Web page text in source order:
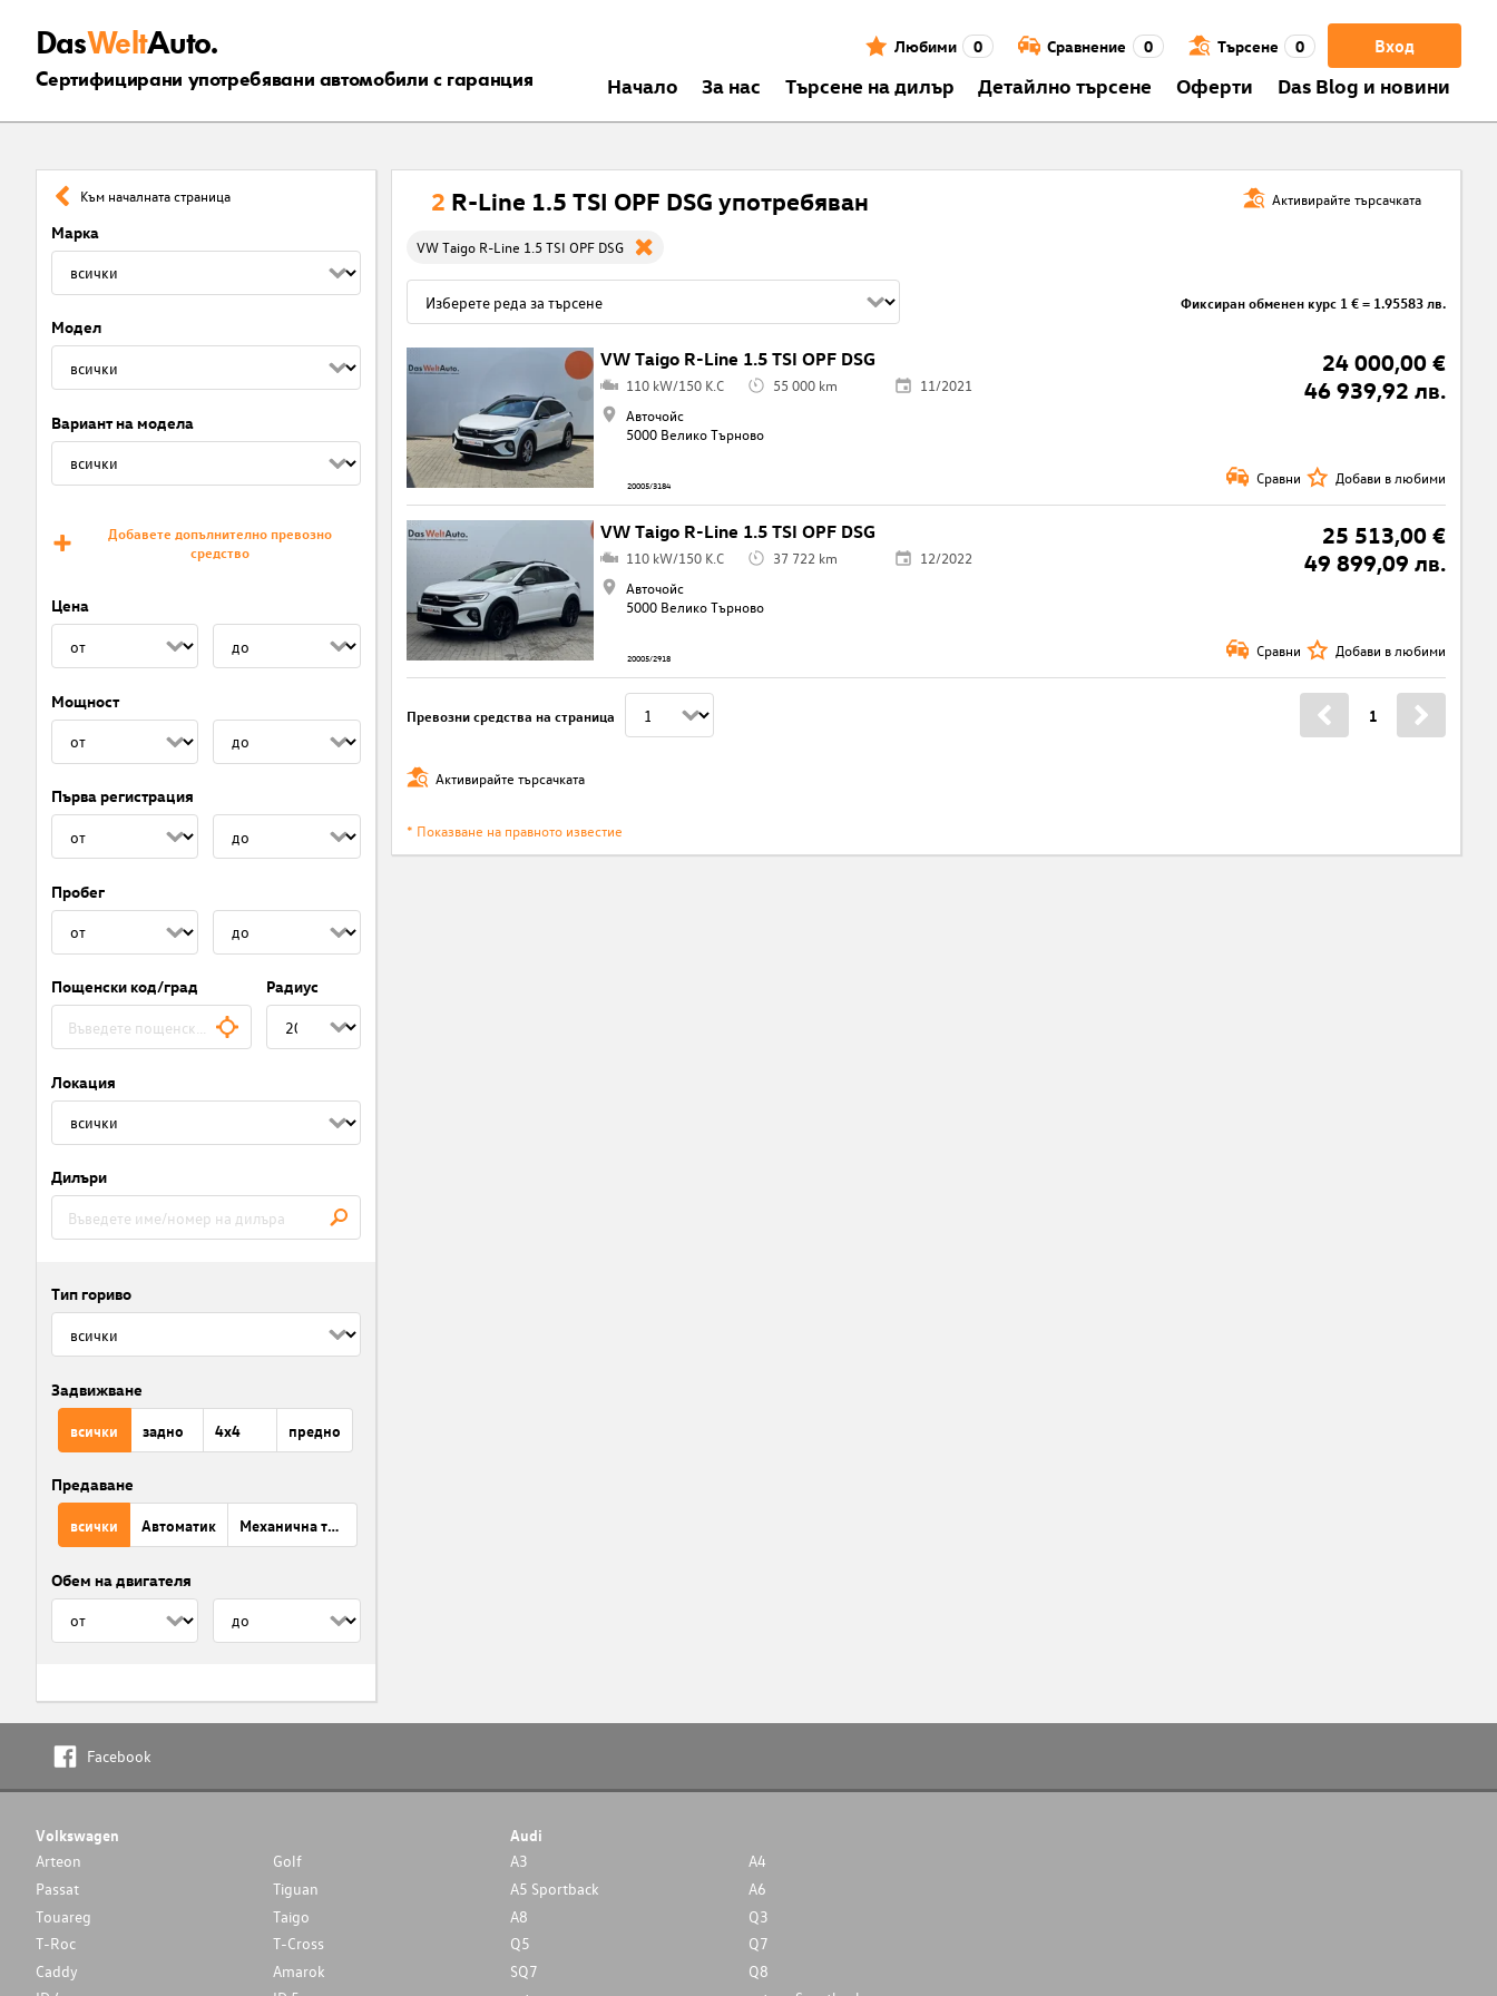
DasWeltAuto.
Сертифицирани употребявани автомобили с гаранция
Вход
Любими 0 Сравнение 0 Търсене 0
Началo За нас Търсене на дилър Детайлно търсене Оферти Das Blog и новини
Към началната страница
Марка
Модел
Вариант на модела
Добавете допълнително превозно
средство
Цена
Мощност
Първа регистрация
Пробег
Пощенски код/град Радиус
Локация
Дилъри
Тип гориво
Задвижване
всички задно 4x4 предно
Предаване
всички Автоматик Механична трансмисия
Обем на двигателя
Активирайте търсачката
2 R-Line 1.5 TSI OPF DSG употребяван
VW Taigo R-Line 1.5 TSI OPF DSG
Фиксиран обменен курс 1 € = 1.95583 лв.
VW Taigo R-Line 1.5 TSI OPF DSG
24 000,00 €
46 939,92 лв.
110 kW/150 K.C 55 000 km
11/2021
Авточойс
5000 Велико Търново
20005/3184 Сравни Добави в любими
VW Taigo R-Line 1.5 TSI OPF DSG
25 513,00 €
49 899,09 лв.
110 kW/150 K.C 37 722 km
12/2022
Авточойс
5000 Велико Търново
20005/2918 Сравни Добави в любими
Превозни средства на страница 1
Активирайте търсачката
* Показване на правното известие
Facebook
Volkswagen
Arteon
Golf
Passat
Tiguan
Touareg
Taigo
T-Roc
T-Cross
Caddy
Amarok
Audi
A3
A4
A5 Sportback
A6
A8
Q3
Q5
Q7
SQ7
Q8